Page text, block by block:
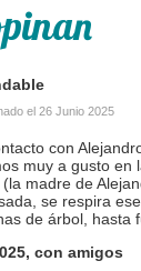
el 26 Junio 2025
con
muy a gusto en
madre de
se respira
de árbol, hasta
con amigos